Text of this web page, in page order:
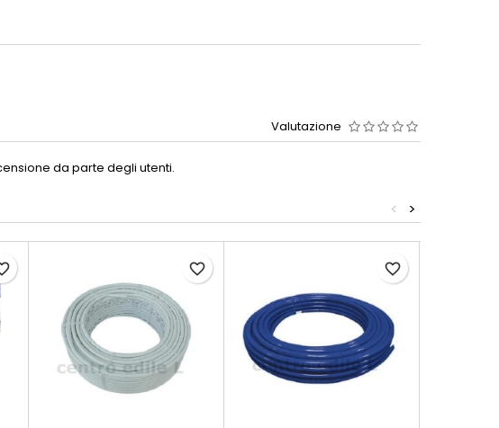
Valutazione
da parte degli utenti.
>
<
favorite_border favorite_border